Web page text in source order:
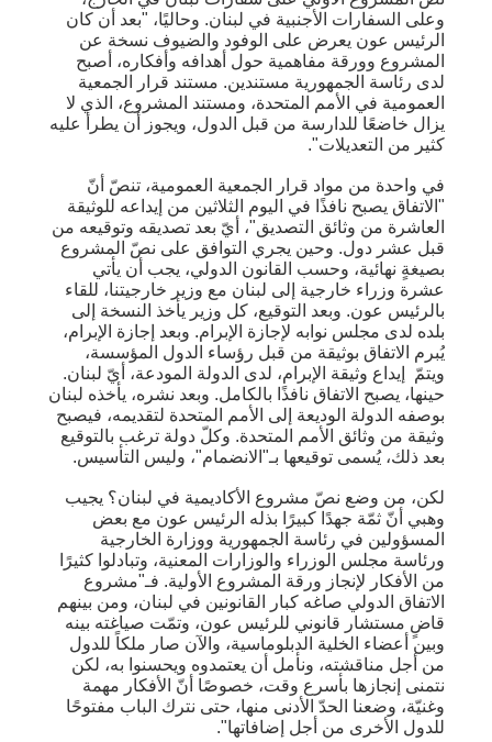
وعلى السفارات الأجنبية في لبنان. وحاليًا، "بعد أن كان
الرئيس عون يعرض على الوفود والضيوف نسخة عن
المشروع وورقة مفاهمية حول أهدافه وأفكاره، أصبح
لدى رئاسة الجمهورية مستندين. مستند قرار الجمعية
العمومية في الأمم المتحدة، ومستند المشروع، الذي لا
يزال خاضعًا للدارسة من قبل الدول، ويجوز أن يطرأ عليه
كثير من التعديلات".
في واحدة من مواد قرار الجمعية العمومية، تنصّ أنّ
"الاتفاق يصبح نافذًا في اليوم الثلاثين من إيداعه للوثيقة
العاشرة من وثائق التصديق"، أيّ بعد تصديقه وتوقيعه من
قبل عشر دول. وحين يجري التوافق على نصّ المشروع
بصيغةٍ نهائية، وحسب القانون الدولي، يجب أن يأتي
عشرة وزراء خارجية إلى لبنان مع وزير خارجيتنا، للقاء
بالرئيس عون. وبعد التوقيع، كل وزير يأخذ النسخة إلى
بلده لدى مجلس نوابه لإجازة الإبرام. وبعد إجازة الإبرام،
يُبرم الاتفاق بوثيقة من قبل رؤساء الدول المؤسسة،
ويتمّ إيداع وثيقة الإبرام، لدى الدولة المودعة، أيّ لبنان.
حينها، يصبح الاتفاق نافذًا بالكامل. وبعد نشره، يأخذه لبنان
بوصفه الدولة الوديعة إلى الأمم المتحدة لتقديمه، فيصبح
وثيقة من وثائق الأمم المتحدة. وكلّ دولة ترغب بالتوقيع
بعد ذلك، يُسمى توقيعها بـ"الانضمام"، وليس التأسيس.
لكن، من وضع نصّ مشروع الأكاديمية في لبنان؟ يجيب
وهبي أنّ ثمّة جهدًا كبيرًا بذله الرئيس عون مع بعض
المسؤولين في رئاسة الجمهورية ووزارة الخارجية
ورئاسة مجلس الوزراء والوزارات المعنية، وتبادلوا كثيرًا
من الأفكار لإنجاز ورقة المشروع الأولية. فـ"مشروع
الاتفاق الدولي صاغه كبار القانونين في لبنان، ومن بينهم
قاضٍ مستشار قانوني للرئيس عون، وتمّت صياغته بينه
وبين أعضاء الخلية الدبلوماسية، والآن صار ملكاً للدول
من أجل مناقشته، ونأمل أن يعتمدوه ويحسنوا به، لكن
نتمنى إنجازها بأسرع وقت، خصوصًا أنّ الأفكار مهمة
وغنيّة، وضعنا الحدّ الأدنى منها، حتى نترك الباب مفتوحًا
للدول الأخرى من أجل إضافاتها".